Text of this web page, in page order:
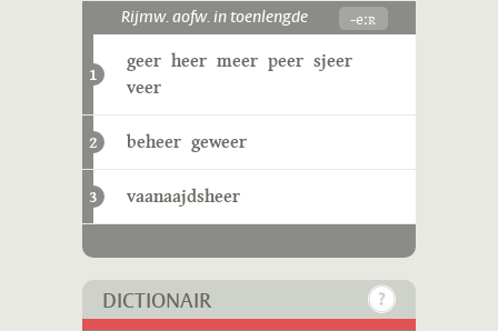
Rijmw. aofw. in toenlengde -eːʀ
1
geer heer meer peer sjeer
veer
2 beheer geweer
3 vaanaajdsheer
DICTIONAIR